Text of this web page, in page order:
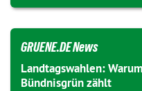
GRUENE.DE News
Landtagswahlen:
Bündnisgrün zählt